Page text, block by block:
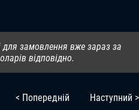
для замовлення вже зараз за
відповідно.
< Попередній Наступний >